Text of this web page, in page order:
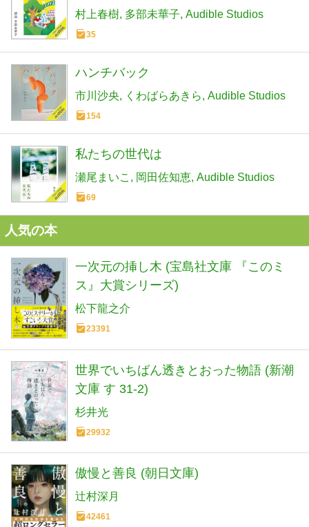
村上春樹 多部未華子 Audible Studios
35
ハンチバック
市川沙央 くわばらあきら Audible Studios
154
私たちの世代は
瀬尾まいこ 岡田佐知恵 Audible Studios
69
人気の本
一次元の挿し木 (宝島社文庫 『このミ
ス』大賞シリーズ)
松下龍之介
23391
世界でいちばん透きとおった物語 (新潮
文庫 す 31-2)
杉井光
29932
傲慢と善良 (朝日文庫)
辻村深月
42461